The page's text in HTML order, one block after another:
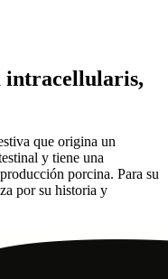
intracellularis,
que origina un
y tiene una
porcina. Para su
por su historia y